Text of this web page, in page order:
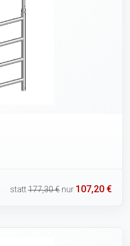
statt177,30 € nur 107,20 €